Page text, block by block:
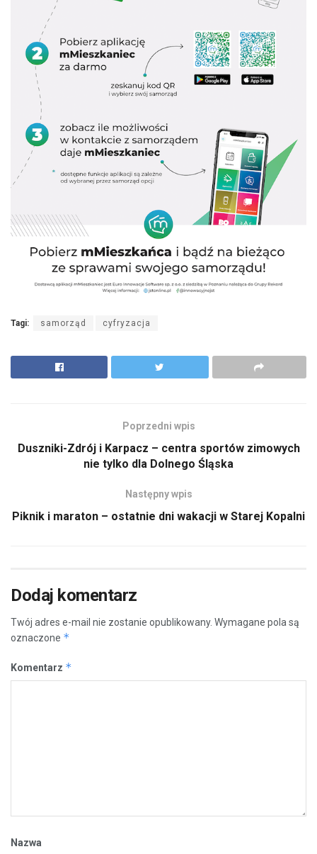
Tagi: samorząd cyfryzacja
Poprzedni wpis
Duszniki-Zdrój i Karpacz – centra sportów zimowych
nie tylko dla Dolnego Śląska
Następny wpis
Piknik i maraton – ostatnie dni wakacji w Starej Kopalni
Dodaj komentarz
Twój adres e-mail nie zostanie opublikowany. Wymagane pola są
oznaczone *
Komentarz *
Nazwa